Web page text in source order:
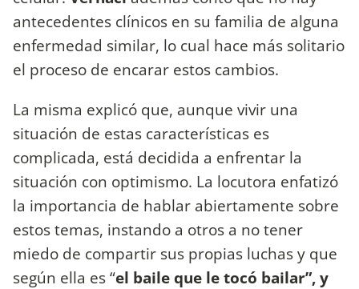
antecedentes clínicos en su familia de alguna
enfermedad similar, lo cual hace más solitario
el proceso de encarar estos cambios.
La misma explicó que, aunque vivir una
situación de estas características es
complicada, está decidida a enfrentar la
situación con optimismo. La locutora enfatizó
la importancia de hablar abiertamente sobre
estos temas, instando a otros a no tener
miedo de compartir sus propias luchas y que
según ella es “el baile que le tocó bailar”, y